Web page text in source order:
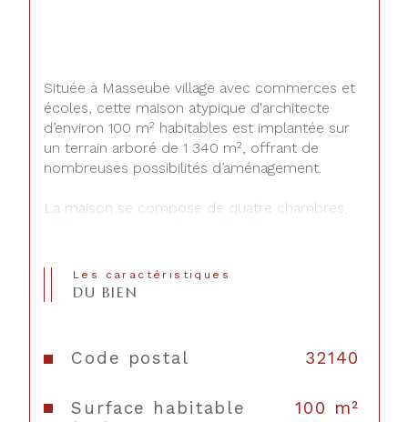
Située à Masseube village avec commerces et
écoles, cette maison atypique d'architecte
d’environ 100 m² habitables est implantée sur
un terrain arboré de 1 340 m², offrant de
nombreuses possibilités d’aménagement.
La maison se compose de quatre chambres,
fonctionnel.
Un très grand garage de 131 m² complète
espace, peut être aménagé selon vos besoins
: atelier, stockage, espace de loisirs ou
supplémentaires.
Les caractéristiques
DU BIEN
Code postal 32140
Surface habitable
100 m²